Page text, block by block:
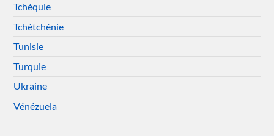
Tchéquie
Tchétchénie
Tunisie
Turquie
Ukraine
Vénézuela